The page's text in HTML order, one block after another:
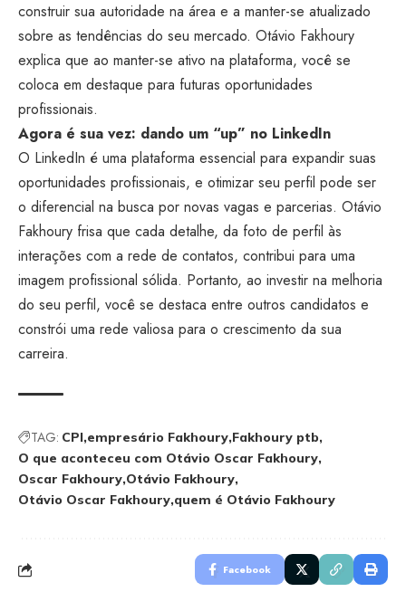
construir sua autoridade na área e a manter-se atualizado
sobre as tendências do seu mercado. Otávio Fakhoury
explica que ao manter-se ativo na plataforma, você se
coloca em destaque para futuras oportunidades
profissionais.
Agora é sua vez: dando um “up” no LinkedIn
O LinkedIn é uma plataforma essencial para expandir suas
oportunidades profissionais, e otimizar seu perfil pode ser
o diferencial na busca por novas vagas e parcerias. Otávio
Fakhoury frisa que cada detalhe, da foto de perfil às
interações com a rede de contatos, contribui para uma
imagem profissional sólida. Portanto, ao investir na melhoria
do seu perfil, você se destaca entre outros candidatos e
constrói uma rede valiosa para o crescimento da sua
carreira.
TAG: CPI empresário Fakhoury Fakhoury ptb
O que aconteceu com Otávio Oscar Fakhoury
Oscar Fakhoury Otávio Fakhoury
Otávio Oscar Fakhoury quem é Otávio Fakhoury
Facebook